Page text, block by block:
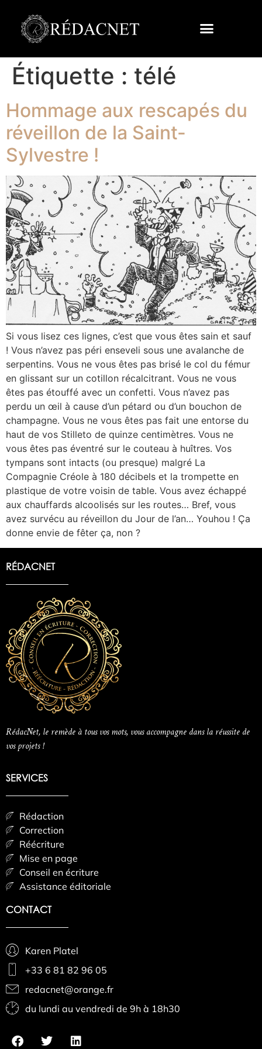
Étiquette : télé
Hommage aux rescapés du
réveillon de la Saint-
Sylvestre !
Si vous lisez ces lignes, c’est que vous êtes sain et sauf
! Vous n’avez pas péri enseveli sous une avalanche de
serpentins. Vous ne vous êtes pas brisé le col du fémur
en glissant sur un cotillon récalcitrant. Vous ne vous
êtes pas étouffé avec un confetti. Vous n’avez pas
perdu un œil à cause d’un pétard ou d’un bouchon de
champagne. Vous ne vous êtes pas fait une entorse du
haut de vos Stilleto de quinze centimètres. Vous ne
vous êtes pas éventré sur le couteau à huîtres. Vos
tympans sont intacts (ou presque) malgré La
Compagnie Créole à 180 décibels et la trompette en
plastique de votre voisin de table. Vous avez échappé
aux chauffards alcoolisés sur les routes… Bref, vous
avez survécu au réveillon du Jour de l’an… Youhou ! Ça
donne envie de fêter ça, non ?
RÉDACNET
RédacNet, le remède à tous vos mots, vous accompagne dans la réussite de
vos projets !
SERVICES
Rédaction
Correction
Réécriture
Mise en page
Conseil en écriture
Assistance éditoriale
CONTACT
Karen Platel
+33 6 81 82 96 05
redacnet@orange.fr
du lundi au vendredi de 9h à 18h30